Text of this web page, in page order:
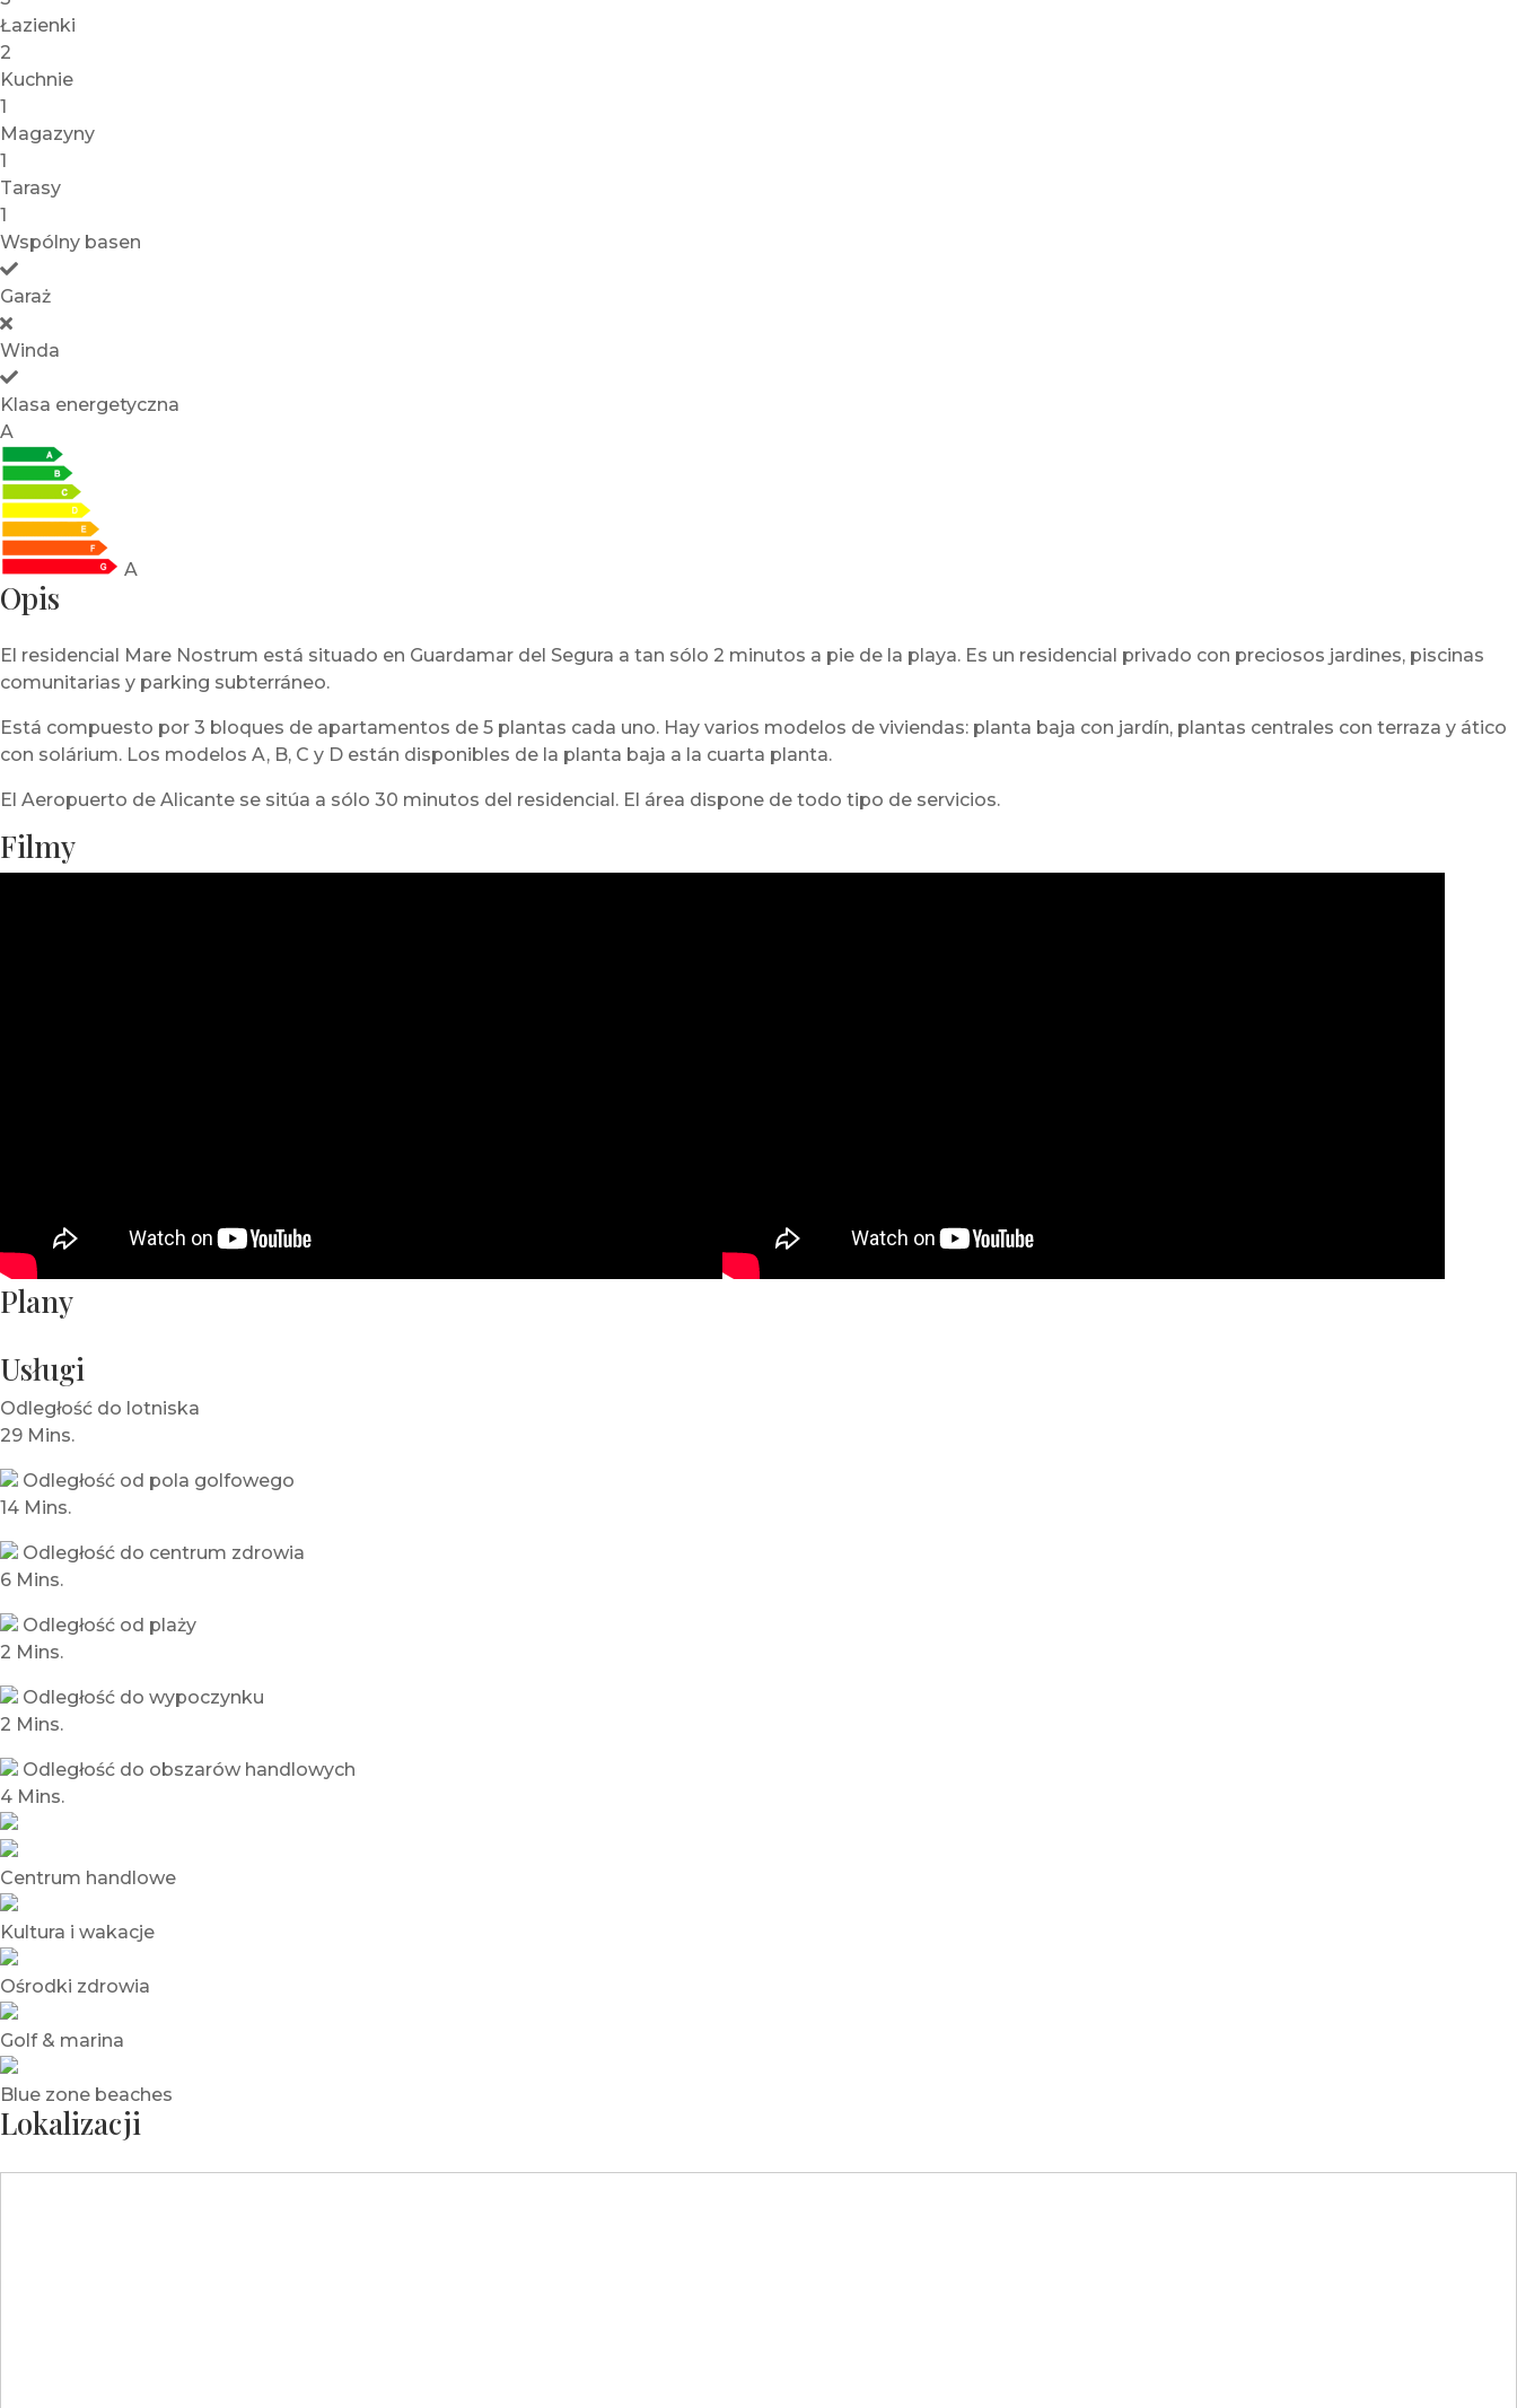
Łazienki
2
Kuchnie
1
Magazyny
1
Tarasy
1
Wspólny basen
Garaż
Winda
Klasa energetyczna
A
A
Opis
El residencial Mare Nostrum está situado en Guardamar del Segura a tan sólo 2 minutos a pie de la playa. Es un residencial privado con preciosos jardines, piscinas
comunitarias y parking subterráneo.
Está compuesto por 3 bloques de apartamentos de 5 plantas cada uno. Hay varios modelos de viviendas: planta baja con jardín, plantas centrales con terraza y ático
con solárium. Los modelos A, B, C y D están disponibles de la planta baja a la cuarta planta.
El Aeropuerto de Alicante se sitúa a sólo 30 minutos del residencial. El área dispone de todo tipo de servicios.
Filmy
Plany
Usługi
Odległość do lotniska
29 Mins.
Odległość od pola golfowego
14 Mins.
Odległość do centrum zdrowia
6 Mins.
Odległość od plaży
2 Mins.
Odległość do wypoczynku
2 Mins.
Odległość do obszarów handlowych
4 Mins.
Centrum handlowe
Kultura i wakacje
Ośrodki zdrowia
Golf & marina
Blue zone beaches
Lokalizacji